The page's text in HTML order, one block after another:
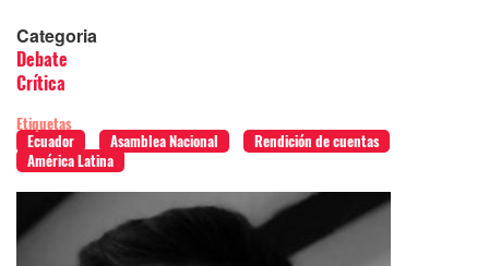
Categoria
Debate
Crítica
Etiquetas
Ecuador
Asamblea Nacional
Rendición de cuentas
América Latina